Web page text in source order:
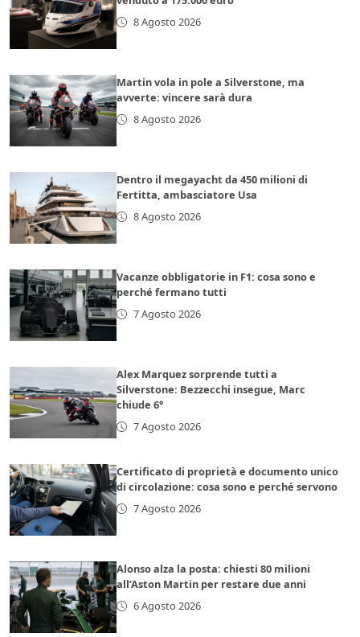
8 Agosto 2026
Martin vola in pole a Silverstone, ma
avverte: vincere sarà dura
8 Agosto 2026
Dentro il megayacht da 450 milioni di
Fertitta, ambasciatore Usa
8 Agosto 2026
Vacanze obbligatorie in F1: cosa sono e
perché fermano tutti
7 Agosto 2026
Alex Marquez sorprende tutti a
Silverstone: Bezzecchi insegue, Marc
chiude 6°
7 Agosto 2026
Certificato di proprietà e documento unico
di circolazione: cosa sono e perché servono
7 Agosto 2026
Alonso alza la posta: chiesti 80 milioni
all’Aston Martin per restare due anni
6 Agosto 2026